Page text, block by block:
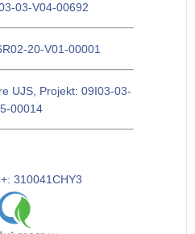
03-V04-00692
20-V01-00001
UJS, Projekt: 09I03-03-
00014
310041CHY3